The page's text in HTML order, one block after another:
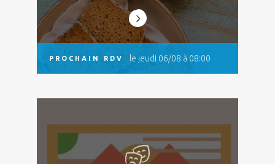
PROCHAIN RDV le jeudi 06/08 à 08:00